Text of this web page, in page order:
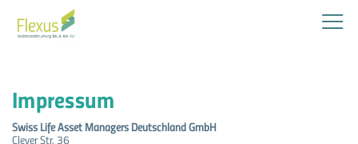
Home
Impressum
Swiss Life Asset Managers Deutschland GmbH
Clever Str. 36